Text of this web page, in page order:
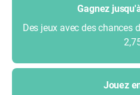
Gagnez
Des jeux avec des chances
Jouez